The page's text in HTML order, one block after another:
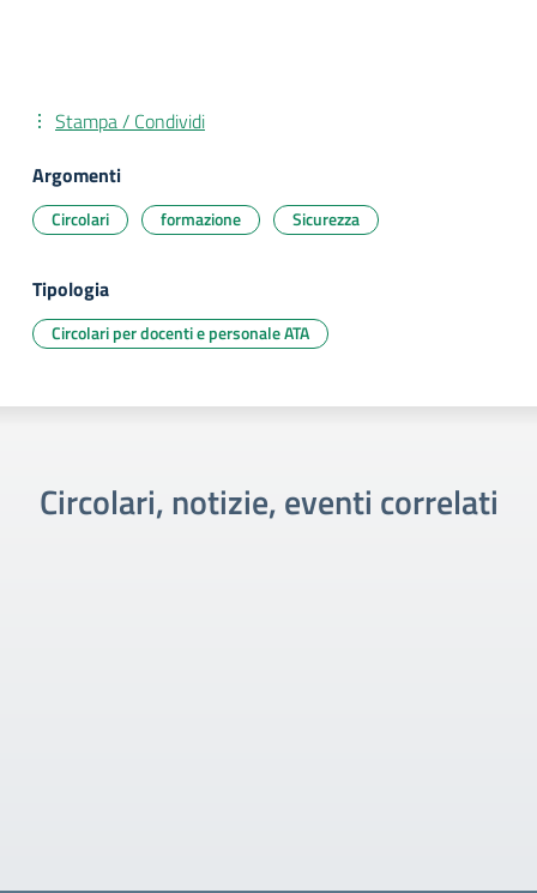
Stampa / Condividi
Argomenti
Circolari formazione Sicurezza
Tipologia
Circolari per docenti e personale ATA
Circolari, notizie, eventi correlati